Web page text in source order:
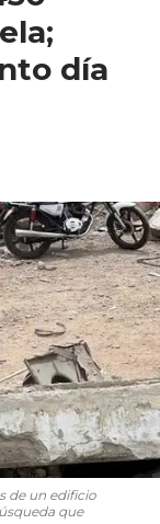
día
de un edificio
que